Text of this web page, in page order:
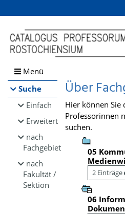
Browsen
direkt zum Inhalt
Menü
Suche
Einfach
Erweitert
nach
Fachgebiet
nach
Fakultät /
Sektion
Über
Hier können Sie
Professorinnen
suchen.
05
2 Einträge
06